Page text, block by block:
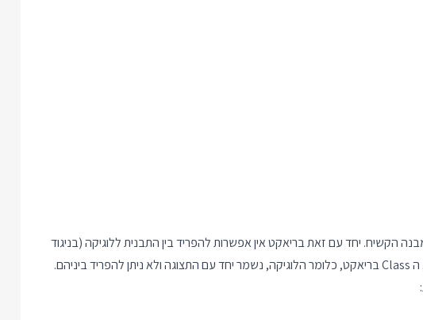
הקשיח. יחד עם זאת בריאקט אין אפשרות להפריד בין התבנית ללוגיקה (בניגוד